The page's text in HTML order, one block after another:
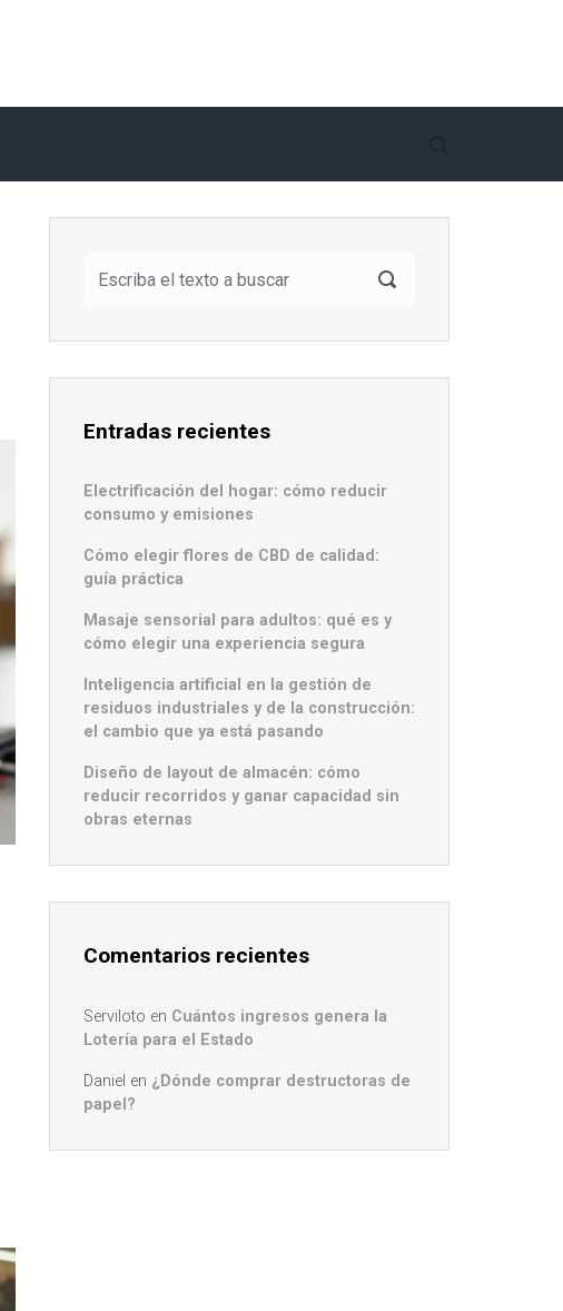
Entradas recientes
Electrificación del hogar: cómo reducir
consumo y emisiones
Cómo elegir flores de CBD de calidad:
guía práctica
Masaje sensorial para adultos: qué es y
cómo elegir una experiencia segura
Inteligencia artificial en la gestión de
residuos industriales y de la construcción:
el cambio que ya está pasando
Diseño de layout de almacén: cómo
reducir recorridos y ganar capacidad sin
obras eternas
Comentarios recientes
Serviloto en Cuántos ingresos genera la
Lotería para el Estado
Daniel en ¿Dónde comprar destructoras de
papel?